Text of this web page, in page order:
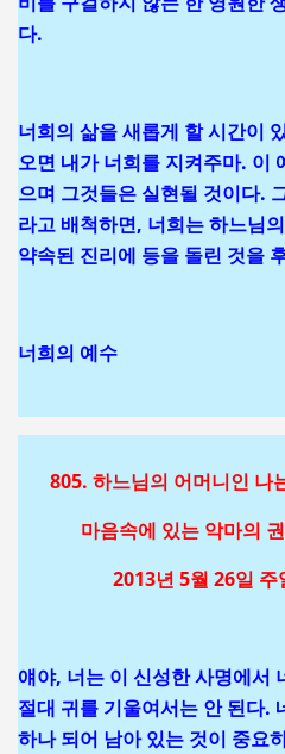
다.
너희의 삶을 새롭게 할 시간이
오면 내가 너희를 지켜주마. 이
으며 그것들은 실현될 것이다.
라고 배척하면, 너희는 하느님
약속된 진리에 등을 돌린 것을
너희의 예수
805. 하느님의 어머니인 나
마음속에 있는 악마의
2013년 5월 26일
얘야, 너는 이 신성한 사명에서
절대 귀를 기울여서는 안 된다.
하나 되어 남아 있는 것이 중요